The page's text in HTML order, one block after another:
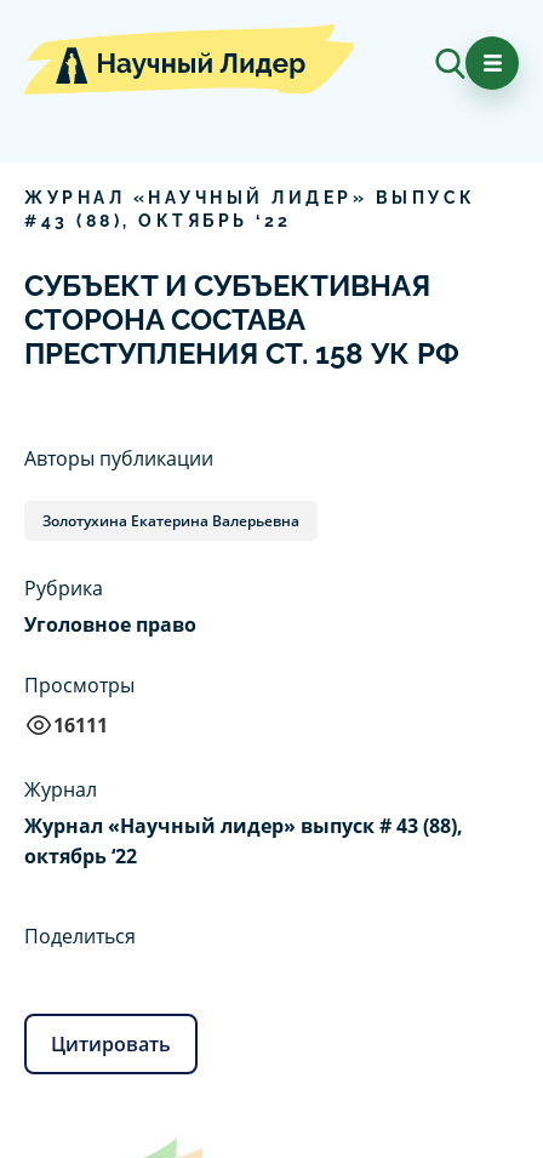
ЖУРНАЛ «НАУЧНЫЙ ЛИДЕР» ВЫПУСК
# 43 ( 88 ), ОКТЯБРЬ ‘ 22
СУБЪЕКТ И СУБЪЕКТИВНАЯ
СТОРОНА СОСТАВА
ПРЕСТУПЛЕНИЯ СТ. 158 УК РФ
Авторы публикации
Золотухина Екатерина Валерьевна
Рубрика
Уголовное право
Просмотры
16111
Журнал
Журнал «Научный лидер» выпуск # 43 (88),
октябрь ‘22
Поделиться
Цитировать